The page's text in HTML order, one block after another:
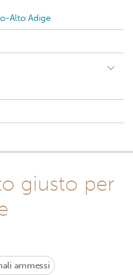
Alto Adige
giusto per
ammessi